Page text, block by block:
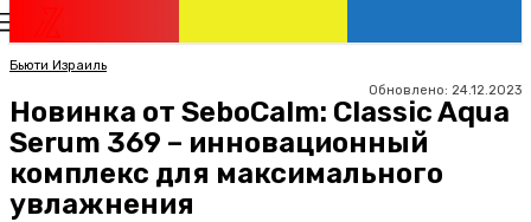
Бьюти Израиль
Обновлено: 24.12.2023
Новинка от SeboCalm: Classic Aqua
Serum 369 – инновационный
комплекс для максимального
увлажнения